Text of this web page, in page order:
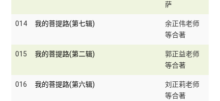
萨
014 我的菩提路(第七辑)
余正伟老师
等合著
015 我的菩提路(第二辑)
郭正益老师
等合著
016 我的菩提路(第六辑)
刘正莉老师
等合著